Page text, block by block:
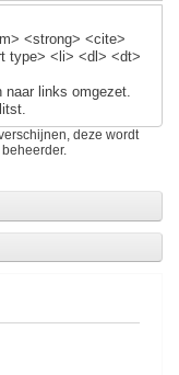
<strong> <cite>
type> <li> <dl> <dt>
links omgezet.
deze wordt